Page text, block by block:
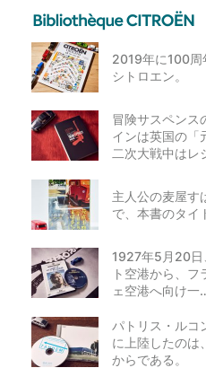
2019年に100周
シトロエン。
冒険サスペンス
インは英国の「
二次大戦中はレ
主人公の麦屋す
で、本書のタイ
1927年5月20日
ト空港から、
ェ空港へ向け一
パトリス・ルコ
に上陸したのは
からである。